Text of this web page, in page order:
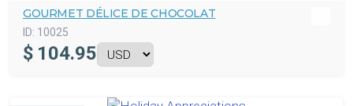
GOURMET DÉLICE DE CHOCOLAT
ID: 10025
$ 104.95